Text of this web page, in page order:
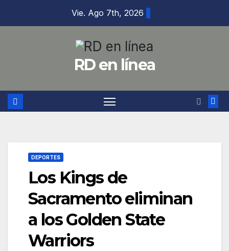
Vie. Ago 7th, 2026
RD en línea
DEPORTES
Los Kings de
Sacramento eliminan
a los Golden State
Warriors